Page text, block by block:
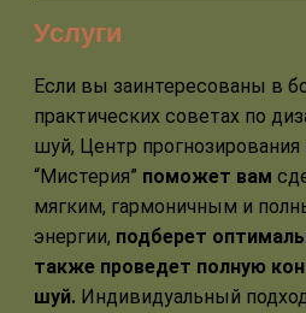
Услуги
Если вы заинтересованы в
практических советах по
шуй, Центр
“Мистерия” поможет вам
мягким, гармоничным и
энергии, подберет
также проведет полную
шуй. Индивидуальный